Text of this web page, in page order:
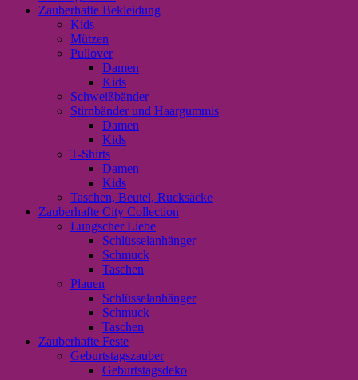
Zauberhafte Bekleidung
Kids
Mützen
Pullover
Damen
Kids
Schweißbänder
Stirnbänder und Haargummis
Damen
Kids
T-Shirts
Damen
Kids
Taschen, Beutel, Rucksäcke
Zauberhafte City Collection
Lungscher Liebe
Schlüsselanhänger
Schmuck
Taschen
Plauen
Schlüsselanhänger
Schmuck
Taschen
Zauberhafte Feste
Geburtstagszauber
Geburtstagsdeko